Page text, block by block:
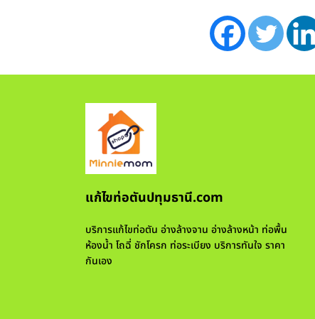
แก้ไขท่อตันปทุมธานี.com
บริการแก้ไขท่อตัน อ่างล้างจาน อ่างล้างหน้า ท่อพื้น
ห้องน้ำ โถฉี่ ชักโครก ท่อระเบียง บริการทันใจ ราคา
กันเอง